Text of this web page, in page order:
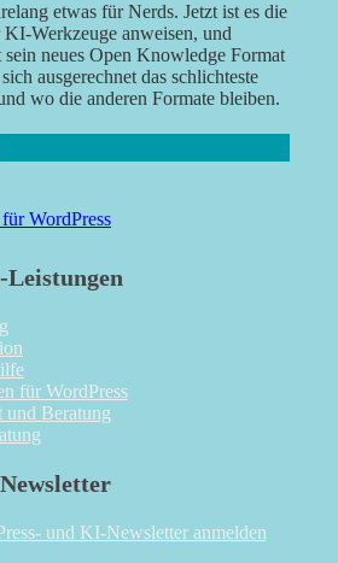
etwas für Nerds. Jetzt ist es die
Werkzeuge anweisen, und
neues Open Knowledge Format
ausgerechnet das schlichteste
wo die anderen Formate bleiben.
Leistungen
für WordPress
und Beratung